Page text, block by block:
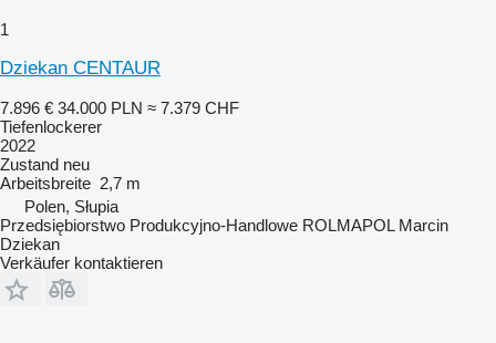
1
Dziekan CENTAUR
7.896 € 34.000 PLN ≈ 7.379 CHF
Tiefenlockerer
2022
Zustand neu
Arbeitsbreite 2,7 m
Polen, Słupia
Przedsiębiorstwo Produkcyjno-Handlowe ROLMAPOL Marcin
Dziekan
Verkäufer kontaktieren